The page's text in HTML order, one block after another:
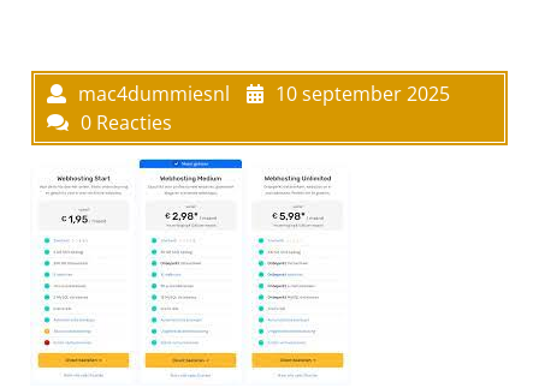
mac4dummiesnl
10 september 2025
0 Reacties